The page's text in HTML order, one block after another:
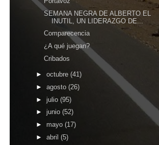
SEMANA NEGRA DE ALBERTO EL
INUTIL, UN LIDERAZGO DE...
Comparecencia
¿A qué juegan?
Cribados
► octubre (41)
► agosto (26)
► julio (95)
► junio (52)
► mayo (17)
► abril (5)